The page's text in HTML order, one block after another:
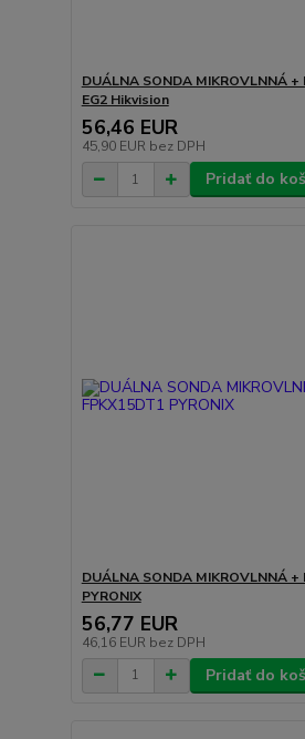
DUÁLNA SONDA MIKROVLNNÁ +
EG2 Hikvision
56,46 EUR
45,90 EUR bez DPH
Pridať do
DUÁLNA SONDA MIKROVLNNÁ +
PYRONIX
56,77 EUR
46,16 EUR bez DPH
Pridať do